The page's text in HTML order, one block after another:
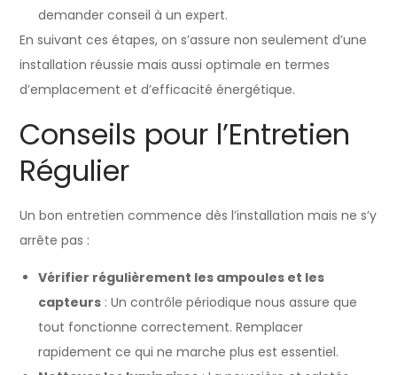
demander conseil à un expert.
En suivant ces étapes, on s’assure non seulement d’une
installation réussie mais aussi optimale en termes
d’emplacement et d’efficacité énergétique.
Conseils pour l’Entretien
Régulier
Un bon entretien commence dès l’installation mais ne s’y
arrête pas :
Vérifier régulièrement les ampoules et les
capteurs : Un contrôle périodique nous assure que
tout fonctionne correctement. Remplacer
rapidement ce qui ne marche plus est essentiel.